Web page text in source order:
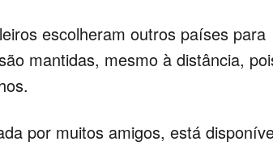
escolheram outros países para
mantidas, mesmo à distância,
por muitos amigos, está